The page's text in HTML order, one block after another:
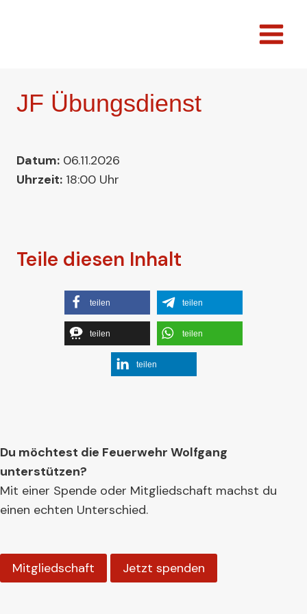
JF Übungsdienst
Datum: 06.11.2026
Uhrzeit: 18:00 Uhr
Teile diesen Inhalt
teilen teilen
teilen teilen
teilen
Du möchtest die Feuerwehr Wolfgang
unterstützen?
Mit einer Spende oder Mitgliedschaft machst du
einen echten Unterschied.
Mitgliedschaft Jetzt spenden